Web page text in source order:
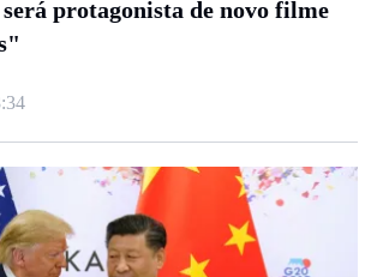
protagonista de novo filme